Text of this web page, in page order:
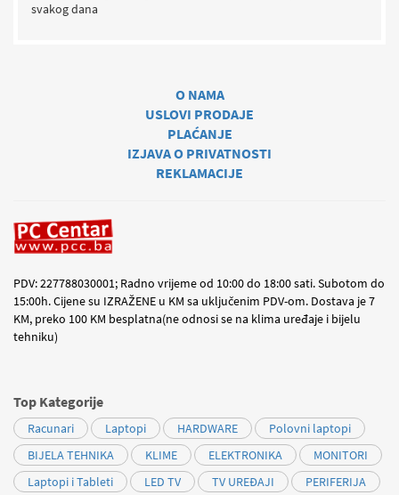
svakog dana
O NAMA
USLOVI PRODAJE
PLAĆANJE
IZJAVA O PRIVATNOSTI
REKLAMACIJE
PDV: 227788030001; Radno vrijeme od 10:00 do 18:00 sati. Subotom do
15:00h. Cijene su IZRAŽENE u KM sa uključenim PDV-om. Dostava je 7
KM, preko 100 KM besplatna(ne odnosi se na klima uređaje i bijelu
tehniku)
Top Kategorije
Racunari Laptopi HARDWARE
Polovni laptopi
BIJELA TEHNIKA
KLIME ELEKTRONIKA
MONITORI
Laptopi i Tableti
LED TV TV UREĐAJI
PERIFERIJA